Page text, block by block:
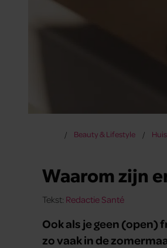
Beauty & Lifestyle
Waarom zijn
Tekst: Redactie Santé
Ook als je geen (open)
zo vaak in de